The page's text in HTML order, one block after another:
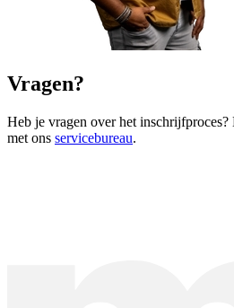
Vragen?
Heb je vragen over het inschrijfproces?
met ons servicebureau.